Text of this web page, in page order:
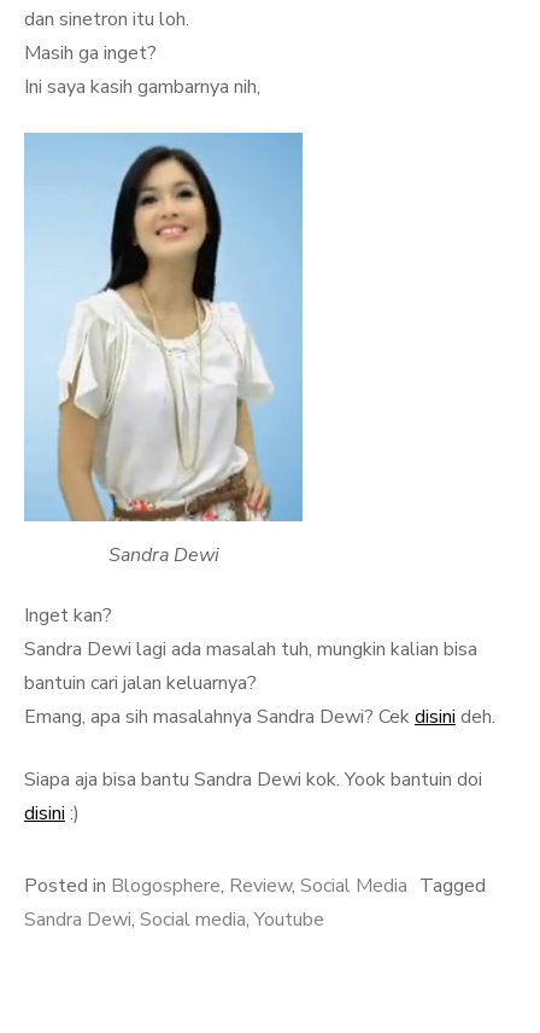
dan sinetron itu loh.
Masih ga inget?
Ini saya kasih gambarnya nih,
Sandra Dewi
Inget kan?
Sandra Dewi lagi ada masalah tuh, mungkin kalian bisa
bantuin cari jalan keluarnya?
Emang, apa sih masalahnya Sandra Dewi? Cekdisini deh.
Siapa aja bisa bantu Sandra Dewi kok. Yook bantuin doi
disini :)
Posted in Blogosphere, Review, Social Media Tagged
Sandra Dewi, Social media,Youtube